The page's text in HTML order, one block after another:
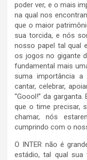
poder ver, e o mais
na qual nos
que o maior
sua torcida, e nós
nosso papel tal qual
os jogos no gigante
fundamental mais
suma importância
cantar, celebrar,
“Goool!” da
que o time precisar,
chamar, nós
cumprindo com o
O INTER não é
estádio, tal qual